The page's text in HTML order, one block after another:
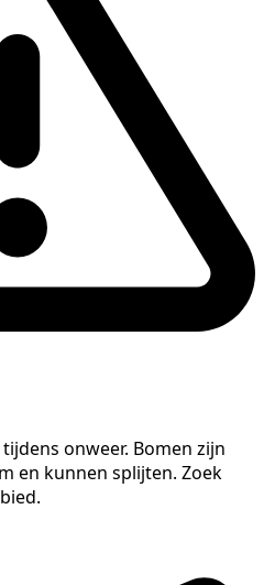
onweer. Bomen zijn
en kunnen splijten. Zoek